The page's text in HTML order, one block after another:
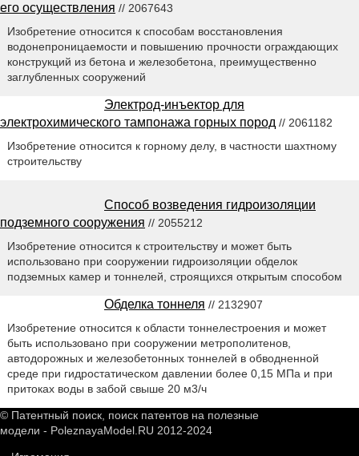
его осуществления // 2067643
Изобретение относится к способам восстановления
водонепроницаемости и повышению прочности ограждающих
конструкций из бетона и железобетона, преимущественно
заглубленных сооружений
Электрод-инъектор для
электрохимического тампонажа горных пород // 2061182
Изобретение относится к горному делу, в частности шахтному
строительству
Способ возведения гидроизоляции
подземного сооружения // 2055212
Изобретение относится к строительству и может быть
использовано при сооружении гидроизоляции обделок
подземных камер и тоннелей, строящихся открытым способом
Обделка тоннеля // 2132907
Изобретение относится к области тоннелестроения и может
быть использовано при сооружении метрополитенов,
автодорожных и железобетонных тоннелей в обводненной
среде при гидростатическом давлении более 0,15 МПа и при
притоках воды в забой свыше 20 м3/ч
© Патентный поиск, поиск патентов на полезные
модели - PoleznayaModel.RU 2012-2024